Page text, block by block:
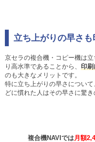
立ち上がりの早さ
京セラの複合機・コピー機は
り高水準であることから、 印
のも大きなメリットです。
特に立ち上がりの早さについ
どに慣れた人はその早さに驚
複合機NAVIでは月額